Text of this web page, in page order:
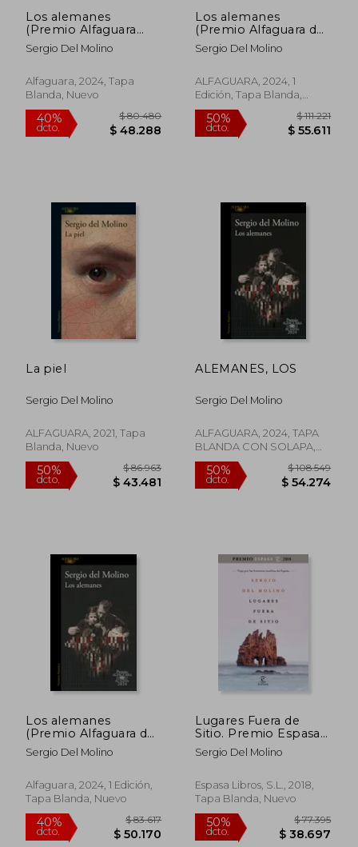
40%
dcto.
$ 77.638
$ 46.583
50%
dcto.
$
$
Los alemanes
(Premio Alfaguara
2024)
Sergio Del Molino
Alfaguara, 2024, Tapa
Blanda, Nuevo
Los alemanes
(Premio Alfaguara de
novela 2024) (LIBRO
FIRMADO)
Sergio Del Molino
ALFAGUARA, 2024, 1
Edición, Tapa Blanda,
Nuevo
La piel
Sergio Del Molino
ALFAGUARA, 2021, Tapa
Blanda, Nuevo
ALEMANES, LOS
Sergio Del Molino
ALFAGUARA, 2024, TAPA
BLANDA CON SOLAPA,
Nuevo
Los alemanes
(Premio Alfaguara de
novela 2024)
Sergio Del Molino
Alfaguara, 2024, 1 Edición,
Tapa Blanda, Nuevo
Lugares Fuera de
Sitio. Premio Espasa
2018: Viaje por las
Fronteras Insólitas de
Espasa 2018 (Fuera de
Colección)
Sergio Del Molino
Espasa Libros, S.L., 2018,
Tapa Blanda, Nuevo